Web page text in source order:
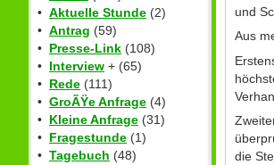
• Aktuelle Stunde (2)
• Antrag (59)
• Presse-Link (108)
• Interview + (65)
• Rede (111)
• GroÃŸe Anfrage (4)
• Kleine Anfrage (31)
• Fragestunde (1)
• Tagebuch (48)
und
Aus
die